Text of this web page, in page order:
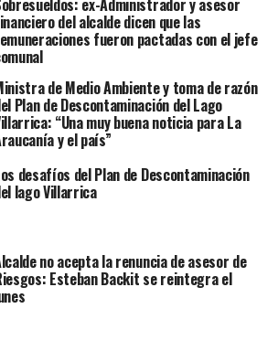
ex-Administrador y asesor
del alcalde dicen que las
fueron pactadas con el jefe
de Medio Ambiente y toma de razón
Plan de Descontaminación del Lago
“Una muy buena noticia para La
y el país”
desafíos del Plan de Descontaminación
lago Villarrica
no acepta la renuncia de asesor de
Esteban Backit se reintegra el